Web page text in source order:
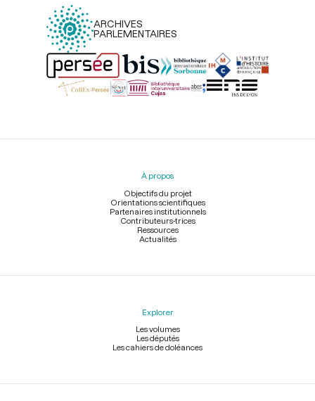
ARCHIVES
PARLEMENTAIRES
Menu
À propos
Objectifs du projet
Orientations scientifiques
Partenaires institutionnels
Contributeurs-trices
Ressources
Actualités
Explorer
Les volumes
Les députés
Les cahiers de doléances